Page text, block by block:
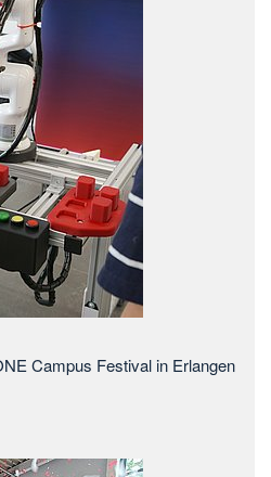
Campus Festival in Erlangen